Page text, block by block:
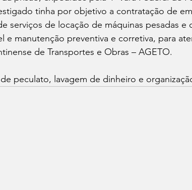
tinha por objetivo a contratação de
serviços de locação de máquinas pesadas e
e manutenção preventiva e corretiva, para
de Transportes e Obras – AGETO.
peculato, lavagem de dinheiro e